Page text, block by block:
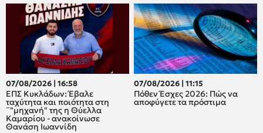
07/08/2026 | 16:58
ΕΠΣ Κυκλάδων: Έβαλε
ταχύτητα και ποιότητα στη
¨"μηχανή" της η Θύελλα
Καμαρίου - ανακοίνωσε
Θανάση Ιωαννίδη
07/08/2026 | 11:15
Πόθεν Έσχες 2026: Πώς να
αποφύγετε τα πρόστιμα